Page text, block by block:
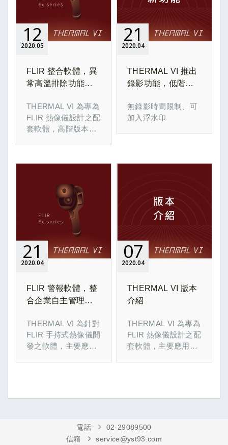
12
05
2020
FLIR 整合軟體，異
常高溫排除功能，
THERMAL VI 為專為
FLIR 熱像儀設計之配
套軟體，高階版本具
(熱飲、熱食、其他高
2104
2020
THERMAL VI 推出
錄影功能，低階機
無錄影時間限制、可
加入浮水印
2104
2020
FLIR 警報軟體，整
合企業自主管理及
THERMAL VI 為針對
FLIR 手持式熱像儀開
發之軟體，主要應用
07
04
2020
THERMAL VI 版本
介紹
THERMAL VI 為專為
FLIR 熱像儀設計之配
套軟體，主要應用於
電話
02-29089500
信箱
service@yst93.com